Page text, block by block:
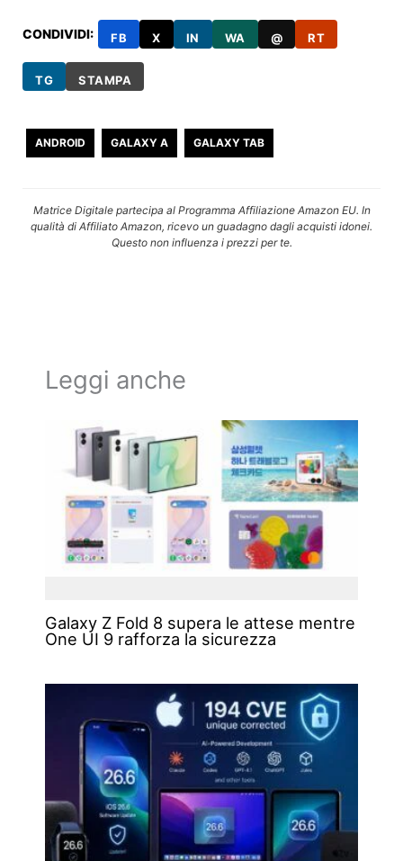
CONDIVIDI: FB X IN WA @ RT
TG STAMPA
ANDROID GALAXY A GALAXY TAB
Matrice Digitale partecipa al Programma Affiliazione Amazon EU. In
qualità di Affiliato Amazon, ricevo un guadagno dagli acquisti idonei.
Questo non influenza i prezzi per te.
Leggi anche
Galaxy Z Fold 8 supera le attese mentre
One UI 9 rafforza la sicurezza